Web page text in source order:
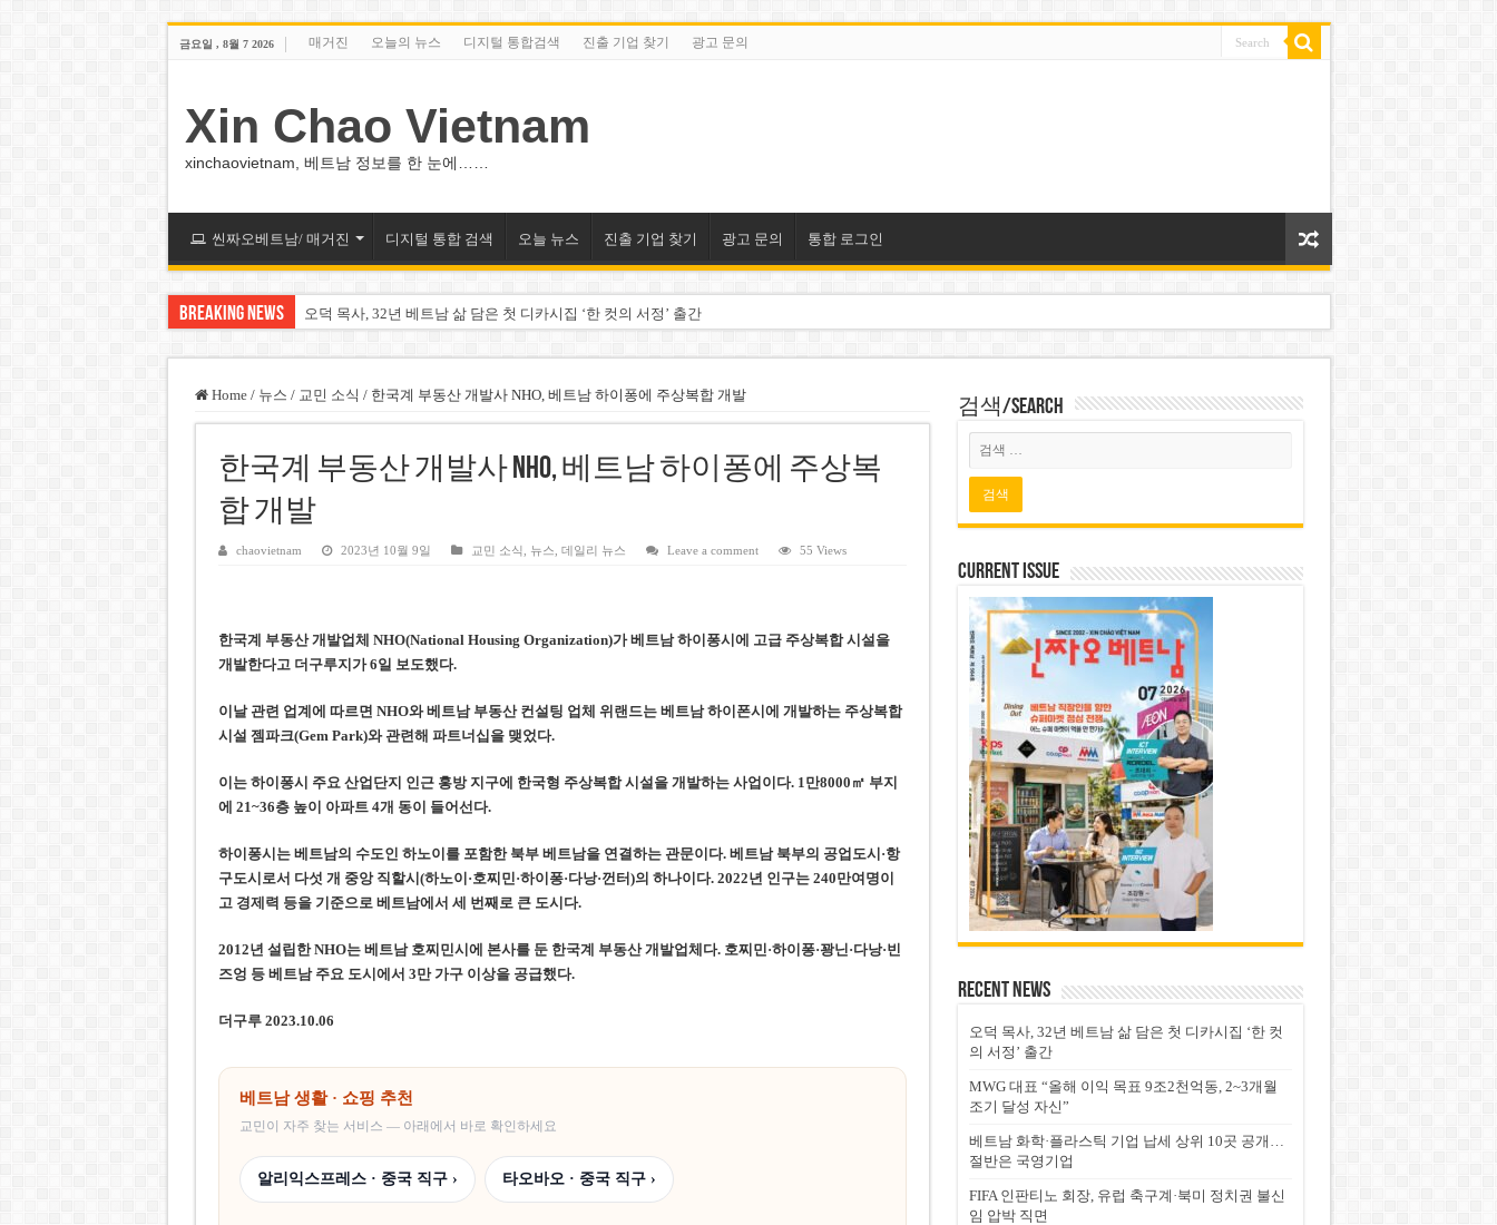
금요일 , 8월 7 2026 매거진 오늘의 뉴스 디지털 통합검색 진출 기업 찾기 광고 문의
Xin Chao Vietnam
xinchaovietnam, 베트남 정보를 한 눈에……
씬짜오베트남/ 매거진 디지털 통합 검색 오늘 뉴스 진출 기업 찾기 광고 문의 통합 로그인
Breaking News 오덕 목사, 32년 베트남 삶 담은 첫 디카시집 ‘한 컷의 서정’ 출간
MWG 대표 “올해 이익 목표 9조2천억동, 2~3개월 조기 달성 자신”
FIFA 인판티노 회장, 유럽 축구계·북미 정치권 불신임 압박 직면
미화원 쪽방 휴게실 논란…허리도 못 펴는 열악한 환경
호찌민시, 올해 국경절 연휴 5일 연속 휴무 확정… 8월 29일~9월 2일
우크라이나 전황 1,623일: 키이우, 탄도미사일 요격 실패…드론, 모스크바 집중 공격
조세심판원, 배우 유연석 30억 세금 불복 청구 기각
Home / 뉴스 / 교민 소식 / 한국계 부동산 개발사 NHO, 베트남 하이퐁에 주상복합 개발
한국계 부동산 개발사 NHO, 베트남 하이퐁에 주상복
합 개발
chaovietnam 2023년 10월 9일 교민 소식 뉴스 데일리 뉴스 Leave a comment 55 Views
한국계 부동산 개발업체 NHO(National Housing Organization)가 베트남 하이퐁시에 고급 주상복합 시설을
개발한다고 더구루지가 6일 보도했다.
이날 관련 업계에 따르면 NHO와 베트남 부동산 컨설팅 업체 위랜드는 베트남 하이폰시에 개발하는 주상복합
시설 젬파크(Gem Park)와 관련해 파트너십을 맺었다.
이는 하이퐁시 주요 산업단지 인근 홍방 지구에 한국형 주상복합 시설을 개발하는 사업이다. 1만8000㎡ 부지
에 21~36층 높이 아파트 4개 동이 들어선다.
하이퐁시는 베트남의 수도인 하노이를 포함한 북부 베트남을 연결하는 관문이다. 베트남 북부의 공업도시·항
구도시로서 다섯 개 중앙 직할시(하노이·호찌민·하이퐁·다낭·껀터)의 하나이다. 2022년 인구는 240만여명이
고 경제력 등을 기준으로 베트남에서 세 번째로 큰 도시다.
2012년 설립한 NHO는 베트남 호찌민시에 본사를 둔 한국계 부동산 개발업체다. 호찌민·하이퐁·꽝닌·다낭·빈
즈엉 등 베트남 주요 도시에서 3만 가구 이상을 공급했다.
더구루 2023.10.06
베트남 생활 · 쇼핑 추천
교민이 자주 찾는 서비스 — 아래에서 바로 확인하세요
알리익스프레스 · 중국 직구 › 타오바오 · 중국 직구 ›
검색/Search
Current Issue
Recent News
오덕 목사, 32년 베트남 삶 담은 첫 디카시집 ‘한 컷
의 서정’ 출간
MWG 대표 “올해 이익 목표 9조2천억동, 2~3개월
조기 달성 자신”
베트남 화학·플라스틱 기업 납세 상위 10곳 공개…
절반은 국영기업
FIFA 인판티노 회장, 유럽 축구계·북미 정치권 불신
임 압박 직면